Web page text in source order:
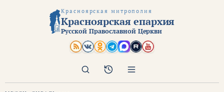
Красноярская митрополия
Красноярская епархия
Русской Православной Церкви
Архив
Поиск